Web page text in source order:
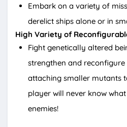
Embark on a variety of
derelict ships alone or in
High Variety of
Fight genetically altered
strengthen and reconfigure
attaching smaller mutants
player will never know
enemies!